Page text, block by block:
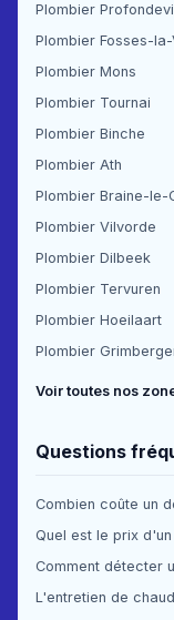
Plombier
Plombier Fosses-la-
Plombier Mons
Plombier Tournai
Plombier Binche
Plombier Ath
Plombier Braine-le-
Plombier Vilvorde
Plombier Dilbeek
Plombier Tervuren
Plombier Hoeilaart
Plombier
Questions
Combien coûte un
Quel est le prix